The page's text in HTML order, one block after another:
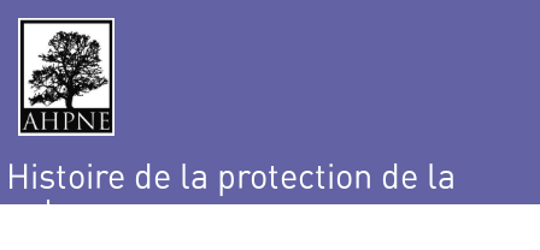
Histoire de la protection de la
nature